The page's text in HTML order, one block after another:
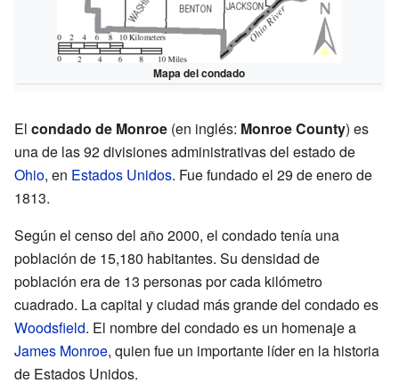
Mapa del condado
El condado de Monroe (en inglés: Monroe County) es
una de las 92 divisiones administrativas del estado de
Ohio, en Estados Unidos. Fue fundado el 29 de enero de
1813.
Según el censo del año 2000, el condado tenía una
población de 15,180 habitantes. Su densidad de
población era de 13 personas por cada kilómetro
cuadrado. La capital y ciudad más grande del condado es
Woodsfield. El nombre del condado es un homenaje a
James Monroe, quien fue un importante líder en la historia
de Estados Unidos.